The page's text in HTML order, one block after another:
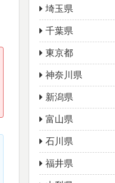
埼玉県
千葉県
東京都
神奈川県
新潟県
富山県
石川県
福井県